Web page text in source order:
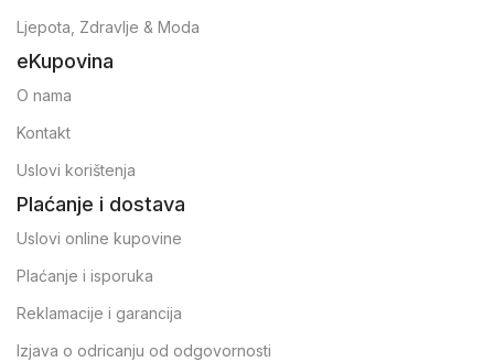
Ljepota, Zdravlje & Moda
eKupovina
O nama
Kontakt
Uslovi korištenja
Plaćanje i dostava
Uslovi online kupovine
Plaćanje i isporuka
Reklamacije i garancija
Izjava o odricanju od odgovornosti